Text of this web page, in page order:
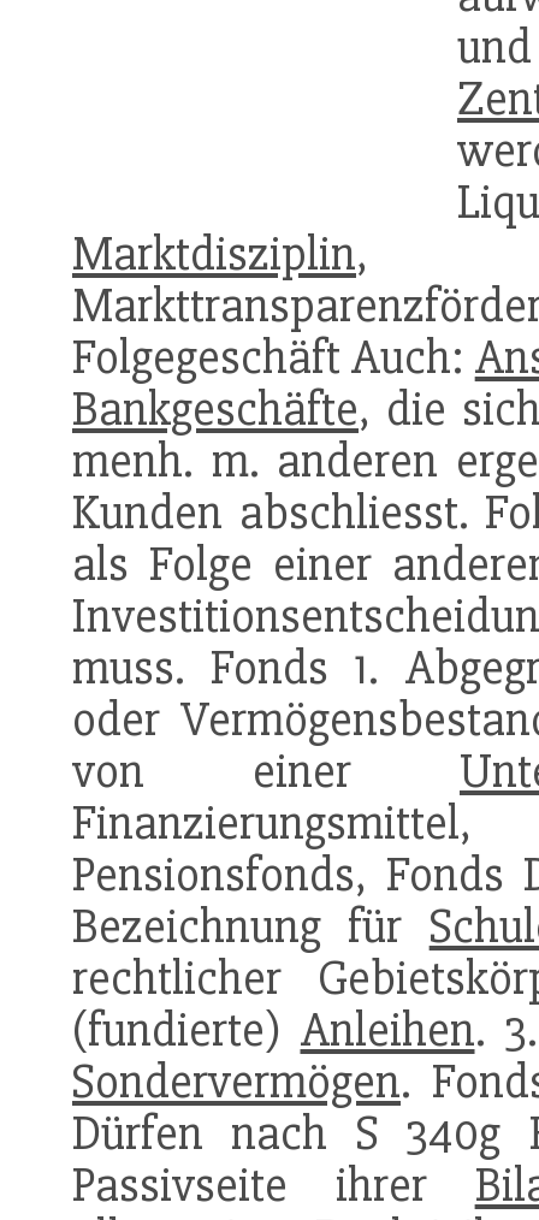
Marktdisziplin, -
Folgegeschäft Auch:
Bankgeschäfte, die
menh. m. anderen
Kunden abschliesst.
als Folge einer
muss. Fonds 1.
oder
von einer
Pensionsfonds,
Bezeichnung für
rechtlicher
(fundierte) Anleihen.
Sondervermögen.
Dürfen nach S 340g
Passivseite ihrer